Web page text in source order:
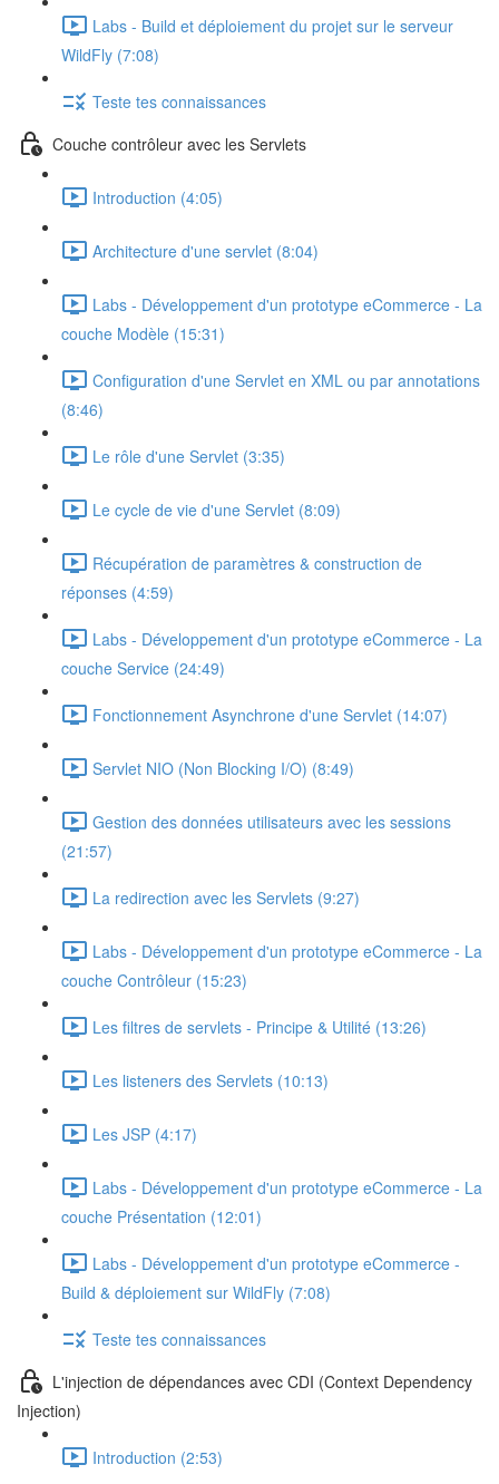
Labs - Build et déploiement du projet sur le serveur
WildFly (7:08)
Teste tes connaissances
Couche contrôleur avec les Servlets
Introduction (4:05)
Architecture d'une servlet (8:04)
Labs - Développement d'un prototype eCommerce - La
couche Modèle (15:31)
Configuration d'une Servlet en XML ou par annotations
(8:46)
Le rôle d'une Servlet (3:35)
Le cycle de vie d'une Servlet (8:09)
Récupération de paramètres & construction de
réponses (4:59)
Labs - Développement d'un prototype eCommerce - La
couche Service (24:49)
Fonctionnement Asynchrone d'une Servlet (14:07)
Servlet NIO (Non Blocking I/O) (8:49)
Gestion des données utilisateurs avec les sessions
(21:57)
La redirection avec les Servlets (9:27)
Labs - Développement d'un prototype eCommerce - La
couche Contrôleur (15:23)
Les filtres de servlets - Principe & Utilité (13:26)
Les listeners des Servlets (10:13)
Les JSP (4:17)
Labs - Développement d'un prototype eCommerce - La
couche Présentation (12:01)
Labs - Développement d'un prototype eCommerce -
Build & déploiement sur WildFly (7:08)
Teste tes connaissances
L'injection de dépendances avec CDI (Context Dependency
Injection)
Introduction (2:53)